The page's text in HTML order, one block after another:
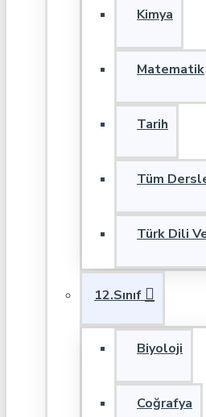
Kimya
Matematik
Tarih
Tüm
Türk Dili
12.Sınıf
Biyoloji
Coğrafya